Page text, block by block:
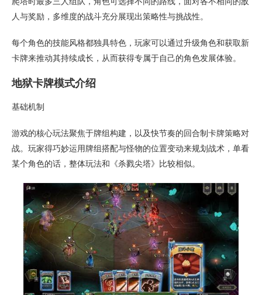
人与奖励，多维度的战斗充分展现出策略性与挑战性。
每个角色的技能风格都独具特色，玩家可以通过升级角色和获取新
卡牌来推动其持续成长，从而获得专属于自己的角色发展体验。
地狱卡牌模式介绍
基础机制
游戏的核心玩法聚焦于牌组构建，以及快节奏的回合制卡牌策略对
战。玩家得巧妙运用牌组搭配与怪物的位置变动来规划战术，单看
某个角色的话，整体玩法和《杀戮尖塔》比较相似。